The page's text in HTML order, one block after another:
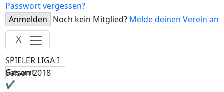
Passwort vergessen?
Anmelden Noch kein Mitglied? Melde deinen Verein an
X
SPIELER LIGA I
Saison 2018
Gesamt
✔